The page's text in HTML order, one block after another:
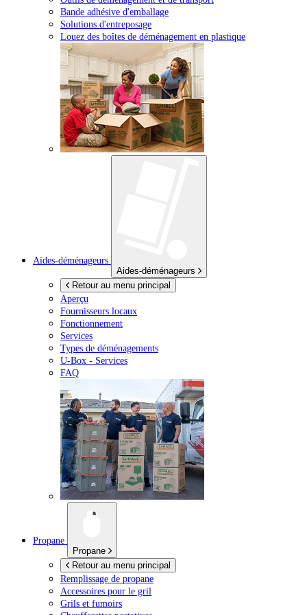
Bande adhésive d'emballage
Solutions d'entreposage
Louez des boîtes de déménagement en plastique
Aides-déménageurs
Aides-déménageurs
Retour au menu principal
Aperçu
Fournisseurs locaux
Fonctionnement
Services
Types de déménagements
U-Box - Services
FAQ
Propane
Propane
Retour au menu principal
Remplissage de propane
Accessoires pour le gril
Grils et fumoirs